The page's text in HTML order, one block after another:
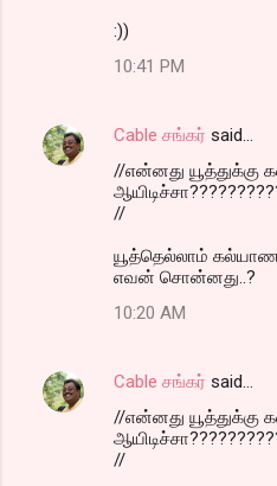
:))
10:41 PM
Cable சங்கர் said…
//என்னது
//
யூத்தெல்லாம்
எவன் சொன்னது..?
10:20 AM
Cable சங்கர் said…
//என்னது
//